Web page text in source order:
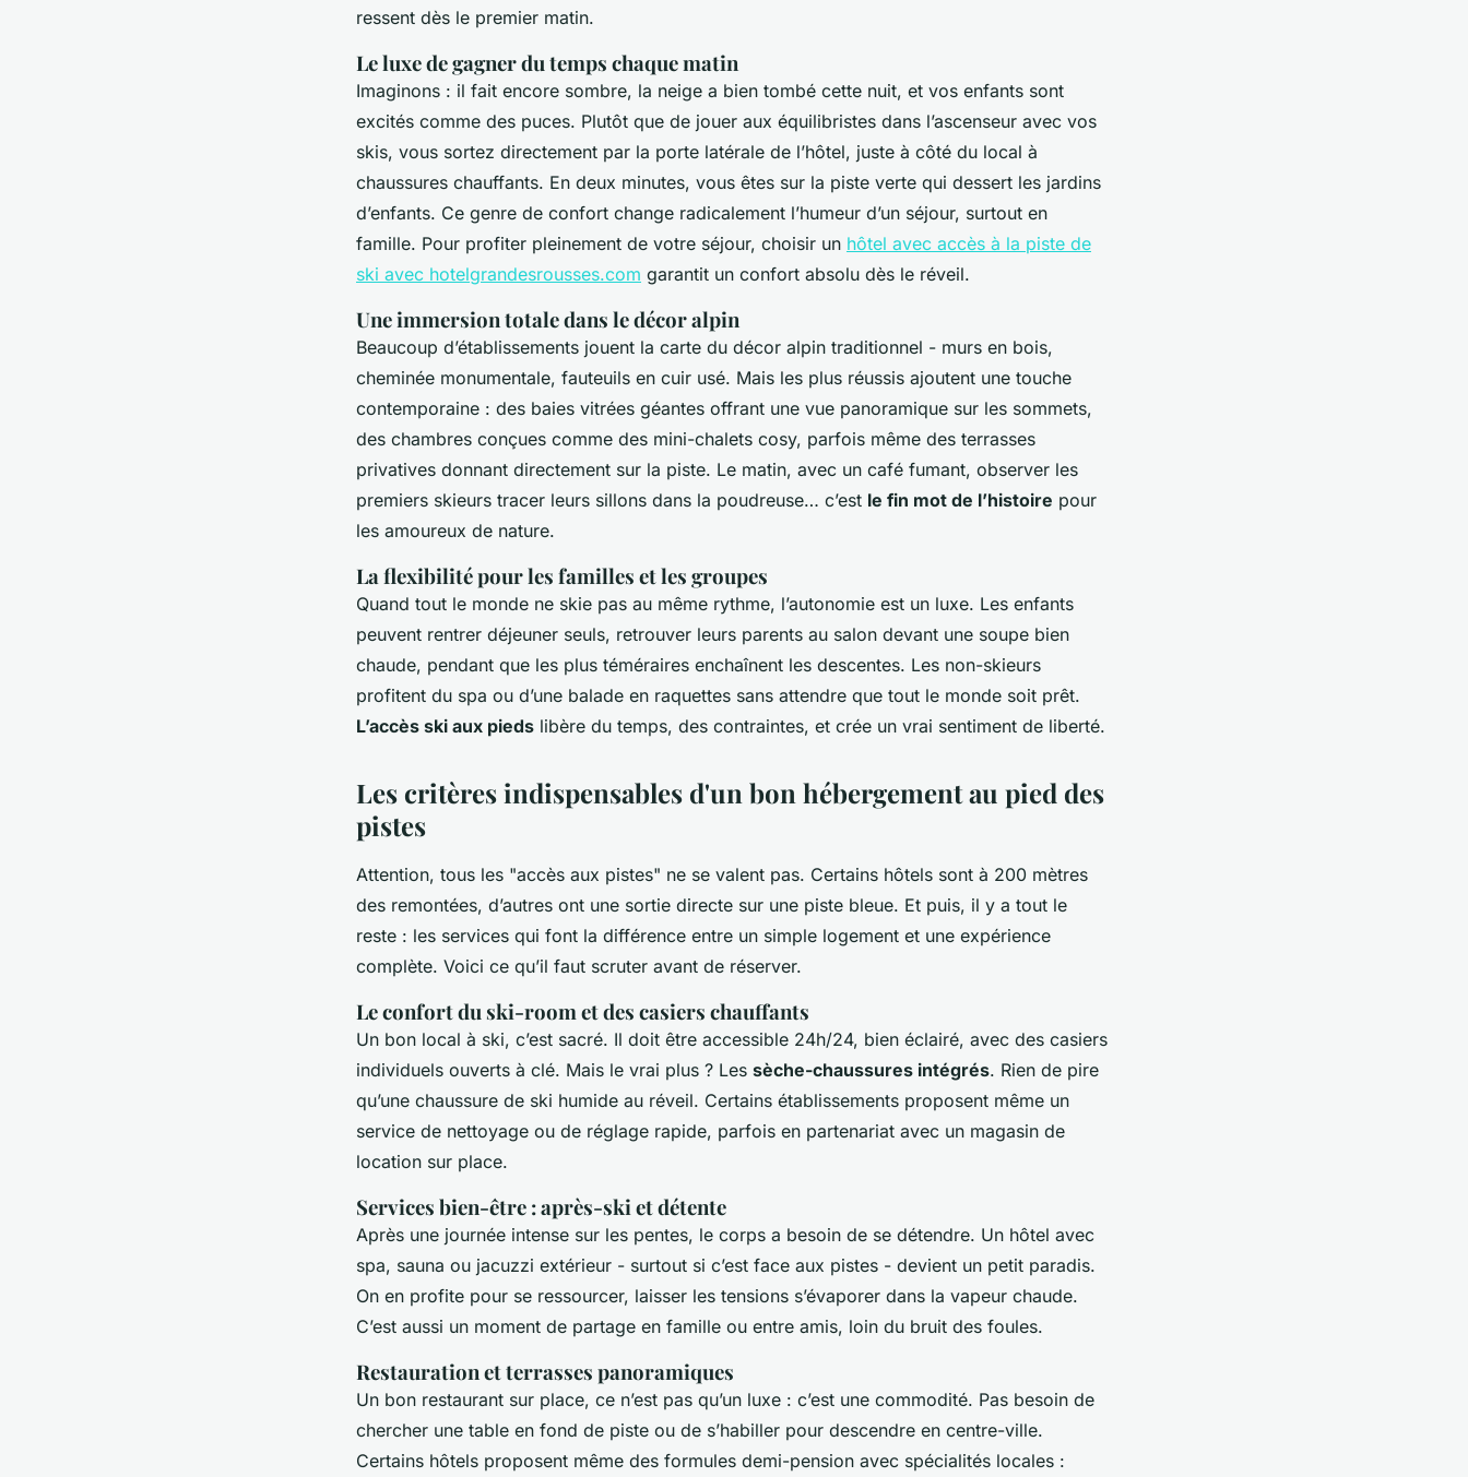
ressent dès le premier matin.
Le luxe de gagner du temps chaque matin
Imaginons : il fait encore sombre, la neige a bien tombé cette nuit, et vos enfants sont
excités comme des puces. Plutôt que de jouer aux équilibristes dans l’ascenseur avec vos
skis, vous sortez directement par la porte latérale de l’hôtel, juste à côté du local à
chaussures chauffants. En deux minutes, vous êtes sur la piste verte qui dessert les jardins
d’enfants. Ce genre de confort change radicalement l’humeur d’un séjour, surtout en
famille. Pour profiter pleinement de votre séjour, choisir un hôtel avec accès à la piste de
ski avec hotelgrandesrousses.com garantit un confort absolu dès le réveil.
Une immersion totale dans le décor alpin
Beaucoup d’établissements jouent la carte du décor alpin traditionnel - murs en bois,
cheminée monumentale, fauteuils en cuir usé. Mais les plus réussis ajoutent une touche
contemporaine : des baies vitrées géantes offrant une vue panoramique sur les sommets,
des chambres conçues comme des mini-chalets cosy, parfois même des terrasses
privatives donnant directement sur la piste. Le matin, avec un café fumant, observer les
premiers skieurs tracer leurs sillons dans la poudreuse… c’est le fin mot de l’histoire pour
les amoureux de nature.
La flexibilité pour les familles et les groupes
Quand tout le monde ne skie pas au même rythme, l’autonomie est un luxe. Les enfants
peuvent rentrer déjeuner seuls, retrouver leurs parents au salon devant une soupe bien
chaude, pendant que les plus téméraires enchaînent les descentes. Les non-skieurs
profitent du spa ou d’une balade en raquettes sans attendre que tout le monde soit prêt.
L’accès ski aux pieds libère du temps, des contraintes, et crée un vrai sentiment de liberté.
Les critères indispensables d'un bon hébergement au pied des
pistes
Attention, tous les "accès aux pistes" ne se valent pas. Certains hôtels sont à 200 mètres
des remontées, d’autres ont une sortie directe sur une piste bleue. Et puis, il y a tout le
reste : les services qui font la différence entre un simple logement et une expérience
complète. Voici ce qu’il faut scruter avant de réserver.
Le confort du ski-room et des casiers chauffants
Un bon local à ski, c’est sacré. Il doit être accessible 24h/24, bien éclairé, avec des casiers
individuels ouverts à clé. Mais le vrai plus ? Les sèche-chaussures intégrés. Rien de pire
qu’une chaussure de ski humide au réveil. Certains établissements proposent même un
service de nettoyage ou de réglage rapide, parfois en partenariat avec un magasin de
location sur place.
Services bien-être : après-ski et détente
Après une journée intense sur les pentes, le corps a besoin de se détendre. Un hôtel avec
spa, sauna ou jacuzzi extérieur - surtout si c’est face aux pistes - devient un petit paradis.
On en profite pour se ressourcer, laisser les tensions s’évaporer dans la vapeur chaude.
C’est aussi un moment de partage en famille ou entre amis, loin du bruit des foules.
Restauration et terrasses panoramiques
Un bon restaurant sur place, ce n’est pas qu’un luxe : c’est une commodité. Pas besoin de
chercher une table en fond de piste ou de s’habiller pour descendre en centre-ville.
Certains hôtels proposent même des formules demi-pension avec spécialités locales :